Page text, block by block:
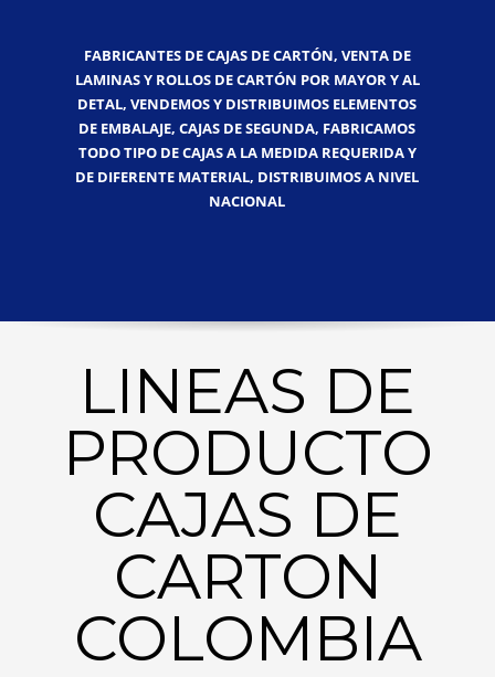
FABRICANTES DE CAJAS DE CARTÓN, VENTA DE
LAMINAS Y ROLLOS DE CARTÓN POR MAYOR Y AL
DETAL, VENDEMOS Y DISTRIBUIMOS ELEMENTOS
DE EMBALAJE, CAJAS DE SEGUNDA, FABRICAMOS
TODO TIPO DE CAJAS A LA MEDIDA REQUERIDA Y
DE DIFERENTE MATERIAL, DISTRIBUIMOS A NIVEL
NACIONAL
LINEAS DE
PRODUCTO
CAJAS DE
CARTON
COLOMBIA